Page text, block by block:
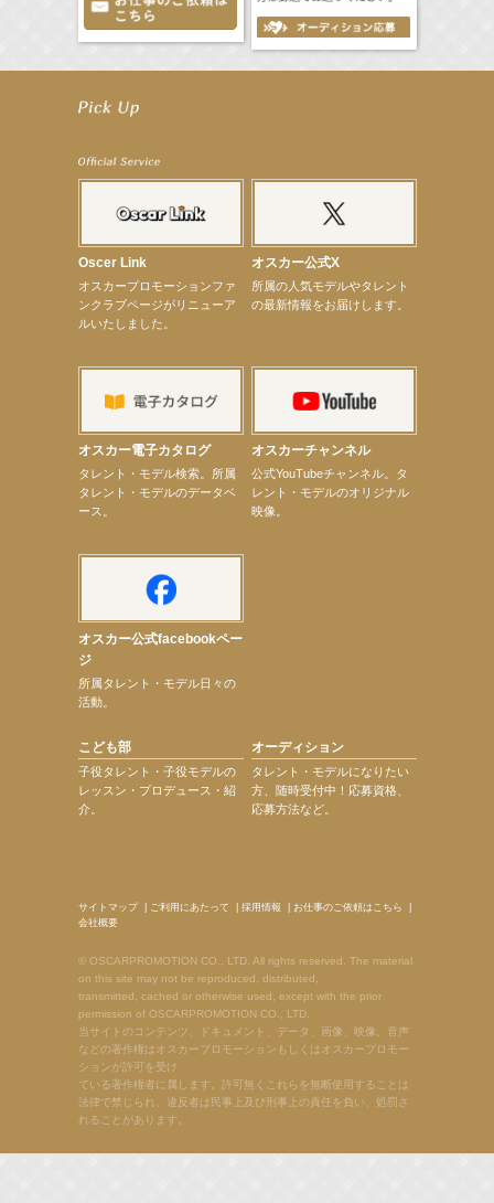
【笛木優子】8月13日（木）ドラマ『大空港〜GATE24〜』ゲスト出演決定！
【elfin’】7thシングル『全世界』がFMたいはくでO.A.決定♪
【elfin’】7thシングル『全世界』がFM-UUでO.A.決定♪
【elfin’】7thシングル『全世界』がFM TANABEでO.A.決定♪
【昆虫ハンター牧田習】8月13日（木）プライムツリー赤池「ふれあい昆虫フェスティバル」トーク
ショーゲスト出演！
【井頭愛海】『小さなお葬式』TV-CM出演！
【定本楓馬】WEB DIGVII 連載企画『東京23時』に登場！
【上戸彩】サントリー「−196」新CM出演！
【elfin’】【小倉舞子】8月9日（日）「MxM’s produce event vol.14」に出演決定！
【elfin’】【辻美優】8月28日（金）「辻美優(elfin’)グレイテスト・ショー」に出演決定！
【elfin’】9月27日（日）「Beauty Voice Theater Reboot Vol.3」開催決定！
Oscer Link
オスカープロモーションファ
ンクラブページがリニューア
ルいたしました。
オスカー公式X
所属の人気モデルやタレント
の最新情報をお届けします。
オスカー電子カタログ
タレント・モデル検索。所属
タレント・モデルのデータベ
ース。
オスカーチャンネル
公式YouTubeチャンネル。タ
レント・モデルのオリジナル
映像。
オスカー公式facebookペー
ジ
所属タレント・モデル日々の
活動。
こども部
子役タレント・子役モデルの
レッスン・プロデュース・紹
介。
オーディション
タレント・モデルになりたい
方、随時受付中！応募資格、
応募方法など。
サイトマップ| ご利用にあたって 採用情報 お仕事のご依頼はこちら
会社概要
© OSCARPROMOTION CO., LTD. All rights reserved. The material
on this site may not be reproduced, distributed,
transmitted, cached or otherwise used, except with the prior
permission of OSCARPROMOTION CO., LTD.
当サイトのコンテンツ、ドキュメント、データ、画像、映像、音声
などの著作権はオスカープロモーションもしくはオスカープロモー
ションが許可を受け
ている著作権者に属します。許可無くこれらを無断使用することは
法律で禁じられ、違反者は民事上及び刑事上の責任を負い、処罰さ
れることがあります。